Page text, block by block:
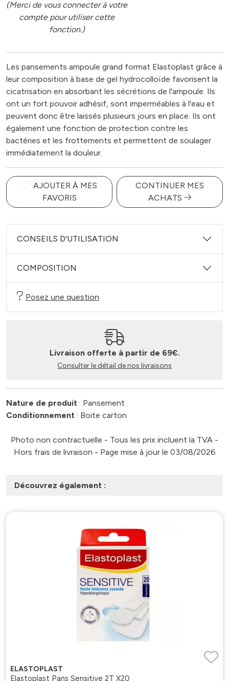
(Merci de vous connecter à votre
compte pour utiliser cette
fonction.)
Les pansements ampoule grand format Elastoplast grâce à
leur composition à base de gel hydrocolloïde favorisent la
cicatrisation en absorbant les sécrétions de l'ampoule. Ils
ont un fort pouvoir adhésif, sont imperméables à l'eau et
peuvent donc être laissés plusieurs jours en place. Ils ont
également une fonction de protection contre les
bactéries et les frottements et permettent de soulager
immédiatement la douleur.
AJOUTER À MES
FAVORIS
CONTINUER MES
ACHATS
CONSEILS D'UTILISATION
COMPOSITION
Posez une question
Livraison offerte à partir de 69€.
Consulter le détail de nos livraisons
Nature de produit : Pansement
Conditionnement : Boite carton
Photo non contractuelle - Tous les prix incluent la TVA -
Hors frais de livraison - Page mise à jour le 03/08/2026
Découvrez également :
ELASTOPLAST
Elastoplast Pans Sensitive 2T X20